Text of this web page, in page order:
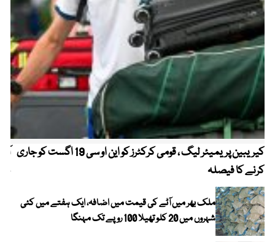
کیریبین پریمیئر لیگ ، قومی کرکٹرز کو این او سی 19 اگست کو جاری
کرنے کا فیصلہ
ملک بھر میں آٹے کی قیمت میں اضافہ، ایک ہفتے میں کئی
شہروں میں 20 کلو تھیلا 100 روپے تک مہنگا